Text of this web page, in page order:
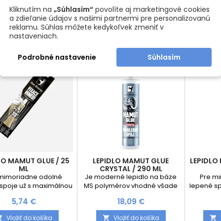
C. 3 ks v balení
Vložiť do košíka
Na báze surovín z
obnoviteľných zdrojov a silou
prírody odstraňuje silne
znečistené súčiastky z ocele,
farebných kovov. Čistič nie je
vhodný do nástrekových
náradia a nástrojov zbytky: •...
 Vložiť do košíka
hlboko
Zmes
MAMUT GLUE / 25
ML
odolné
už s maximálnou
sa o špeciálnu
MS polymérov,
Cena
5,74 €
Vložiť do košíka
LEPIDLO MAMUT GLUE
CRYSTAL / 290 ML
Je moderné lepidlo na báze
MS polymérov vhodné všade
transparentný (priehľadný)
spoj. Univerzálne lepidlo je
Cena
18,09 €
 Vložiť do košíka
Pre
lepené

Kliknutím na „Súhlasím“ povolíte aj marketingové cookies
a zdieľanie údajov s našimi partnermi pre personalizovanú
reklamu. Súhlas môžete kedykoľvek zmeniť v
nastaveniach.
Podrobné nastavenie Súhlasím